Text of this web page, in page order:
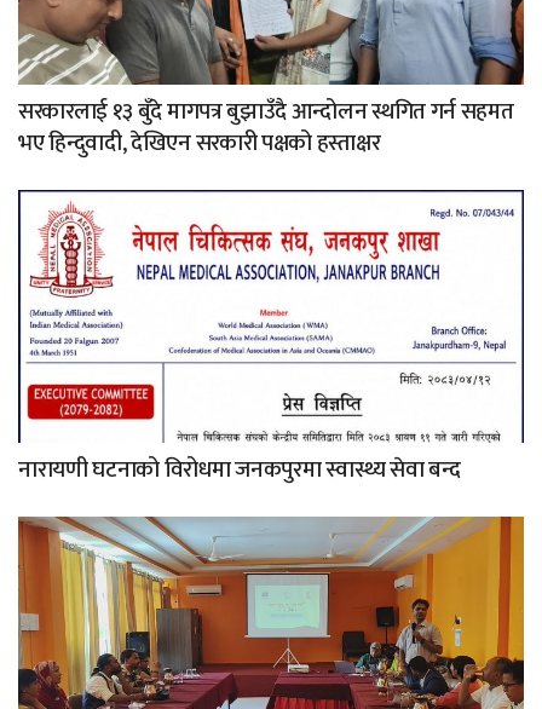
सरकारलाई १३ बुँदे मागपत्र बुझाउँदै आन्दोलन स्थगित गर्न सहमत
भए हिन्दुवादी, देखिएन सरकारी पक्षको हस्ताक्षर
नारायणी घटनाको विरोधमा जनकपुरमा स्वास्थ्य सेवा बन्द